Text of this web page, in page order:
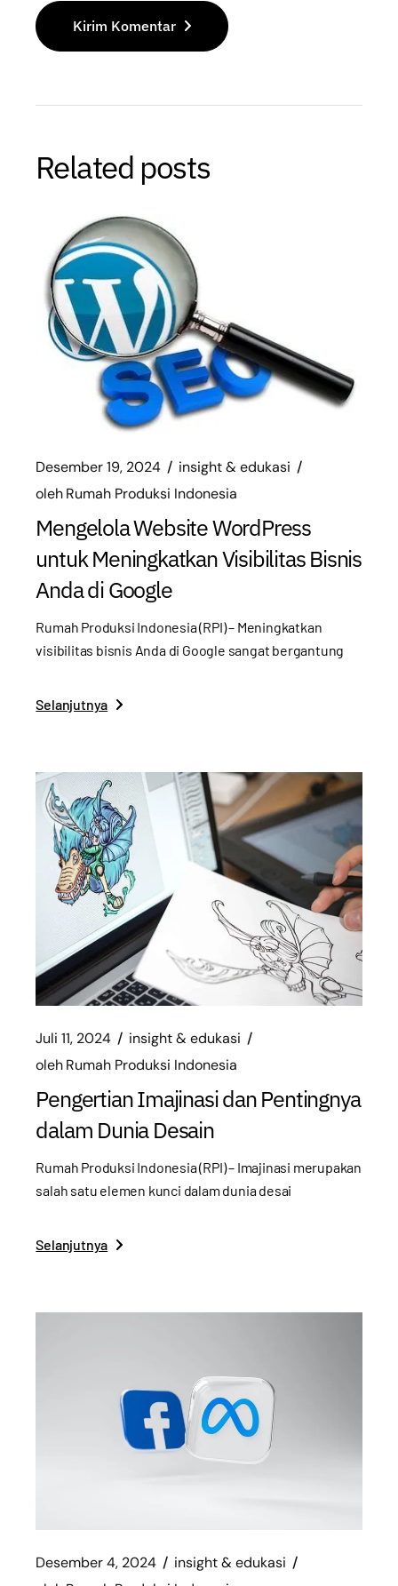
Kirim Komentar
Related posts
Desember 19, 2024
insight & edukasi
olehRumah Produksi Indonesia
Mengelola Website WordPress
untuk Meningkatkan Visibilitas Bisnis
Anda di Google
Rumah Produksi Indonesia (RPI) – Meningkatkan
visibilitas bisnis Anda di Google sangat bergantung
Selanjutnya
Juli 11, 2024
insight & edukasi
olehRumah Produksi Indonesia
Pengertian Imajinasi dan Pentingnya
dalam Dunia Desain
Rumah Produksi Indonesia (RPI) – Imajinasi merupakan
salah satu elemen kunci dalam dunia desai
Selanjutnya
Desember 4, 2024
insight & edukasi